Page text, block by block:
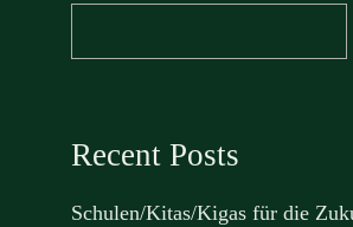
Recent Posts
Schulen/Kitas/Kigas für die